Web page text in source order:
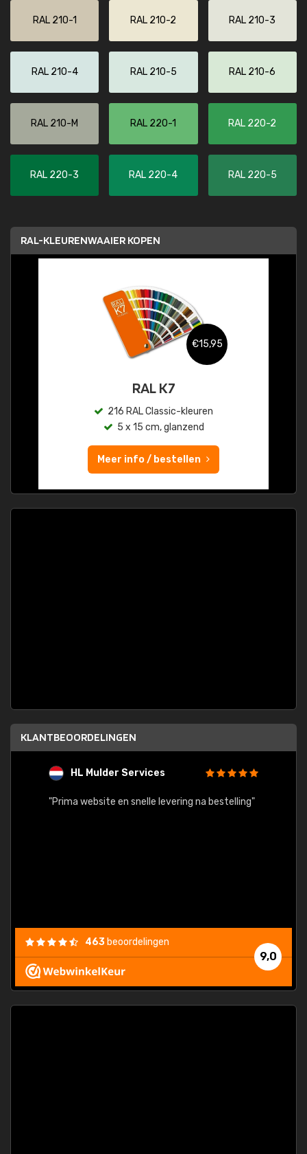
RAL 210-1 RAL 210-2 RAL 210-3
RAL 210-4 RAL 210-5 RAL 210-6
RAL 210-M RAL 220-1 RAL 220-2
RAL 220-3 RAL 220-4 RAL 220-5
RAL-KLEURENWAAIER KOPEN
€15,95
RAL K7
216 RAL Classic-kleuren
5 x 15 cm, glanzend
Meer info / bestellen
KLANTBEOORDELINGEN
HL Mulder Services
"Prima website en snelle levering na bestelling"
9,0
463 beoordelingen